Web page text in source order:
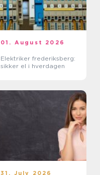
01. August 2026
Elektriker frederiksberg:
sikker el i hverdagen
31. July 2026